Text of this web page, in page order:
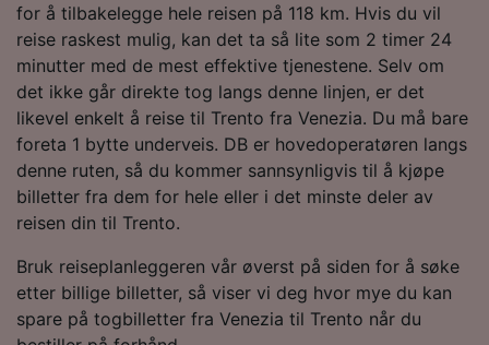
for å tilbakelegge hele reisen på 118 km. Hvis du vil
reise raskest mulig, kan det ta så lite som 2 timer 24
minutter med de mest effektive tjenestene. Selv om
det ikke går direkte tog langs denne linjen, er det
likevel enkelt å reise til Trento fra Venezia. Du må bare
foreta 1 bytte underveis. DB er hovedoperatøren langs
denne ruten, så du kommer sannsynligvis til å kjøpe
billetter fra dem for hele eller i det minste deler av
reisen din til Trento.
Bruk reiseplanleggeren vår øverst på siden for å søke
etter billige billetter, så viser vi deg hvor mye du kan
spare på togbilletter fra Venezia til Trento når du